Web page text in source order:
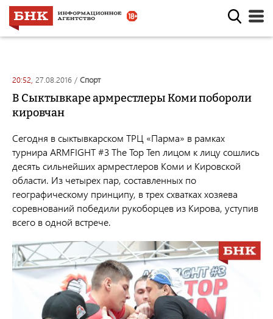
20:52, 27.08.2016 / спорт
В Сыктывкаре армрестлеры Коми побороли
кировчан
Сегодня в сыктывкарском ТРЦ «Парма» в рамках
турнира ARMFIGHT #3 The Top Ten лицом к лицу сошлись
десять сильнейших армрестлеров Коми и Кировской
области. Из четырех пар, составленных по
географическому принципу, в трех схватках хозяева
соревнований победили рукоборцев из Кирова, уступив
всего в одной встрече.